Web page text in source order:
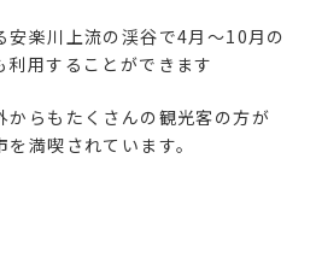
安楽川上流の渓谷で4月～10月の
用することができます
からもたくさんの観光客の方が
満喫されています。